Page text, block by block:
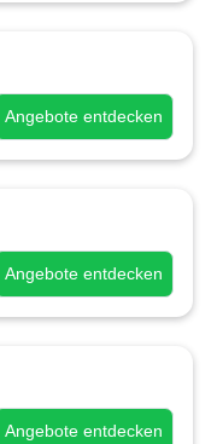
Angebote entdecken
Angebote entdecken
Angebote entdecken